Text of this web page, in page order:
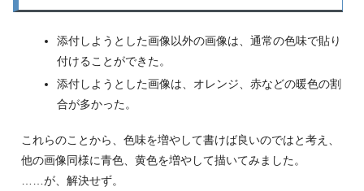
添付しようとした画像以外の画像は、通常の色味で貼り
付けることができた。
添付しようとした画像は、オレンジ、赤などの暖色の割
合が多かった。
これらのことから、色味を増やして書けば良いのではと考え、
他の画像同様に青色、黄色を増やして描いてみました。
……が、解決せず。